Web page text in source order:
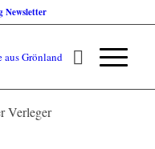
Newsletter
Verleger